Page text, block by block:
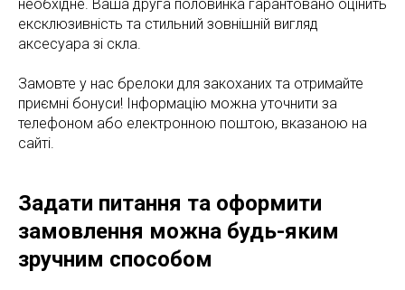
необхідне. Ваша друга половинка гарантовано оцінить
ексклюзивність та стильний зовнішній вигляд
аксесуара зі скла.
Замовте у нас брелоки для закоханих та отримайте
приємні бонуси! Інформацію можна уточнити за
телефоном або електронною поштою, вказаною на
сайті.
Задати питання та оформити
замовлення можна будь-яким
зручним способом